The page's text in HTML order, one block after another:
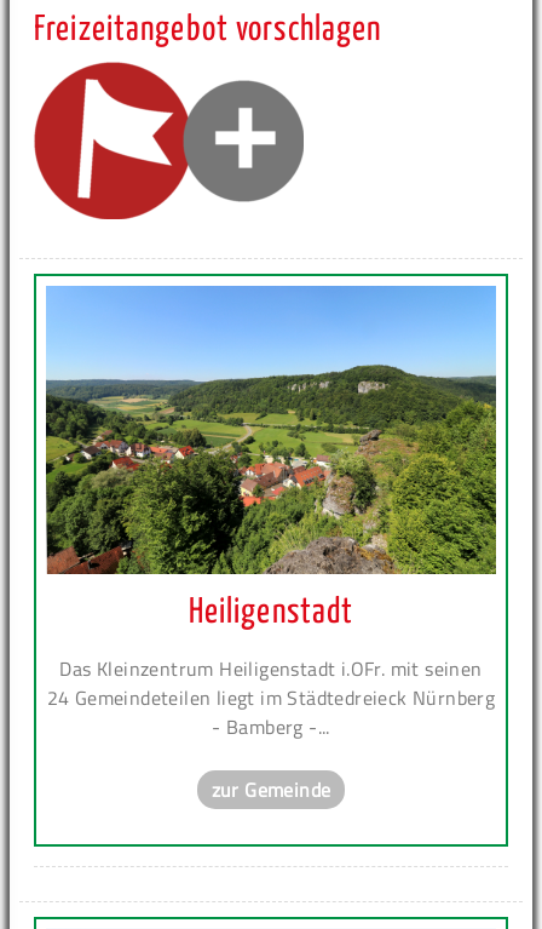
Freizeitangebot vorschlagen
Heiligenstadt
Das Kleinzentrum Heiligenstadt i.OFr. mit seinen
24 Gemeindeteilen liegt im Städtedreieck Nürnberg
- Bamberg -...
zur Gemeinde